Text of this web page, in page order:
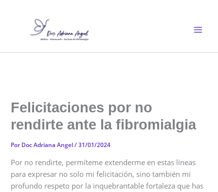
Felicitaciones por no
rendirte ante la fibromialgia
Por Doc Adriana Angel/31/01/2024
Por no rendirte, permíteme extenderme en estas líneas
para expresar no solo mi felicitación, sino también mi
profundo respeto por la inquebrantable fortaleza que has